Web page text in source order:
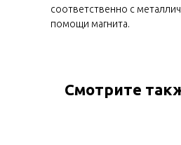
соответственно с
помощи магнита.
Смотрите